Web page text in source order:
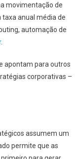
movimentação de
taxa anual média de
automação de
.
apontam para outros
corporativas –
assumem um
permite que as